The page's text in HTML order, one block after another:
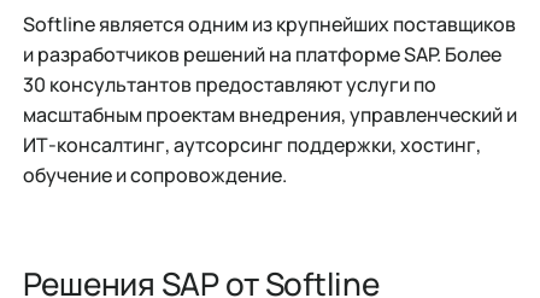
Softline является одним из крупнейших поставщиков
и разработчиков решений на платформе SAP. Более
30 консультантов предоставляют услуги по
масштабным проектам внедрения, управленческий и
ИТ-консалтинг, аутсорсинг поддержки, хостинг,
обучение и сопровождение.
Решения SAP от Softline